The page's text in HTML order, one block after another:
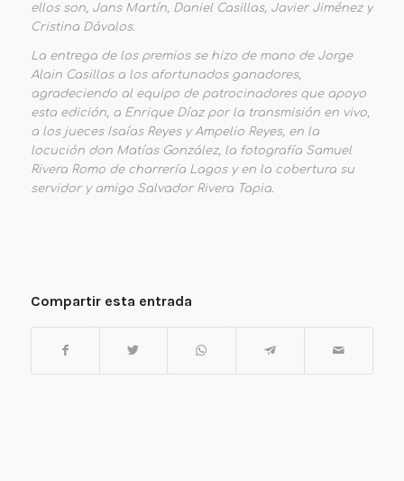
ellos son, Jans Martín, Daniel Casillas, Javier Jiménez y
Cristina Dávalos.
La entrega de los premios se hizo de mano de Jorge
Alain Casillas a los afortunados ganadores,
agradeciendo al equipo de patrocinadores que apoyo
esta edición, a Enrique Díaz por la transmisión en vivo,
a los jueces Isaías Reyes y Ampelio Reyes, en la
locución don Matías González, la fotografía Samuel
Rivera Romo de charrería Lagos y en la cobertura su
servidor y amigo Salvador Rivera Tapia.
Compartir esta entrada